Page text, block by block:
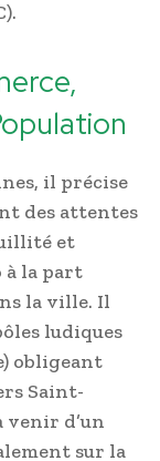
il précise
des attentes
et
à la part
la ville. Il
ludiques
obligeant
Saint-
venir d’un
sur la